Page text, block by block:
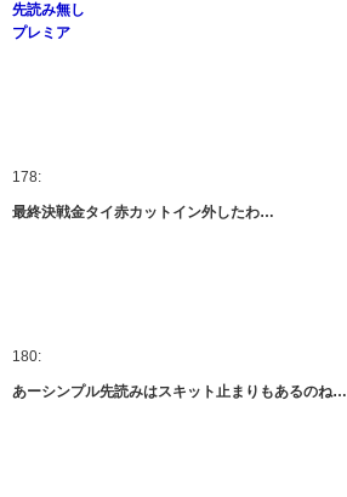
先読み無し
プレミア
178:
最終決戦金タイ赤カットイン外したわ…
180:
あーシンプル先読みはスキット止まりもあるのね…